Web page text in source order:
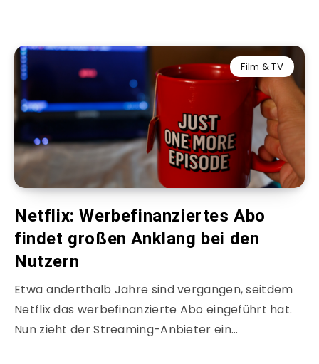
Film & TV
Netflix: Werbefinanziertes Abo
findet großen Anklang bei den
Nutzern
Etwa anderthalb Jahre sind vergangen, seitdem
Netflix das werbefinanzierte Abo eingeführt hat.
Nun zieht der Streaming-Anbieter ein…